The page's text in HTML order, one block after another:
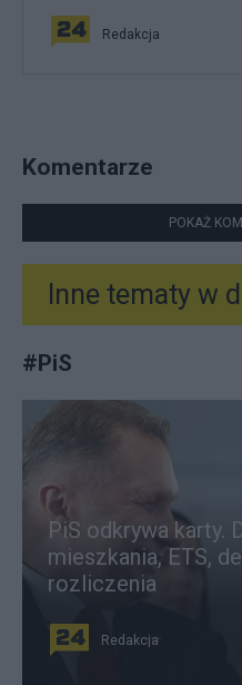
Redakcja
Komentarze
POKAŻ
Inne tematy w
#PiS
PiS odkrywa karty.
mieszkania, ETS,
rozliczenia
Redakcja